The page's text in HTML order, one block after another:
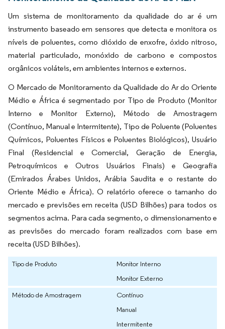
Um sistema de monitoramento da qualidade do ar é um
instrumento baseado em sensores que detecta e monitora os
níveis de poluentes, como dióxido de enxofre, óxido nitroso,
material particulado, monóxido de carbono e compostos
orgânicos voláteis, em ambientes internos e externos.
O Mercado de Monitoramento da Qualidade do Ar do Oriente
Médio e África é segmentado por Tipo de Produto (Monitor
Interno e Monitor Externo), Método de Amostragem
(Contínuo, Manual e Intermitente), Tipo de Poluente (Poluentes
Químicos, Poluentes Físicos e Poluentes Biológicos), Usuário
Final (Residencial e Comercial, Geração de Energia,
Petroquímicos e Outros Usuários Finais) e Geografia
(Emirados Árabes Unidos, Arábia Saudita e o restante do
Oriente Médio e África). O relatório oferece o tamanho do
mercado e previsões em receita (USD Bilhões) para todos os
segmentos acima. Para cada segmento, o dimensionamento e
as previsões do mercado foram realizados com base em
receita (USD Bilhões).
Tipo de Produto
Monitor Interno
Monitor Externo
Método de Amostragem
Contínuo
Manual
Intermitente